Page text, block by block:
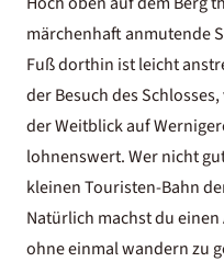
märchenhaft anmutende
Fuß dorthin ist leicht
der Besuch des
der Weitblick auf
lohnenswert. Wer nicht
kleinen Touristen-Bahn
Natürlich machst du
ohne einmal wandern zu